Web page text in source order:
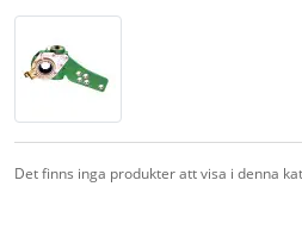
Det finns inga produkter att visa i denna